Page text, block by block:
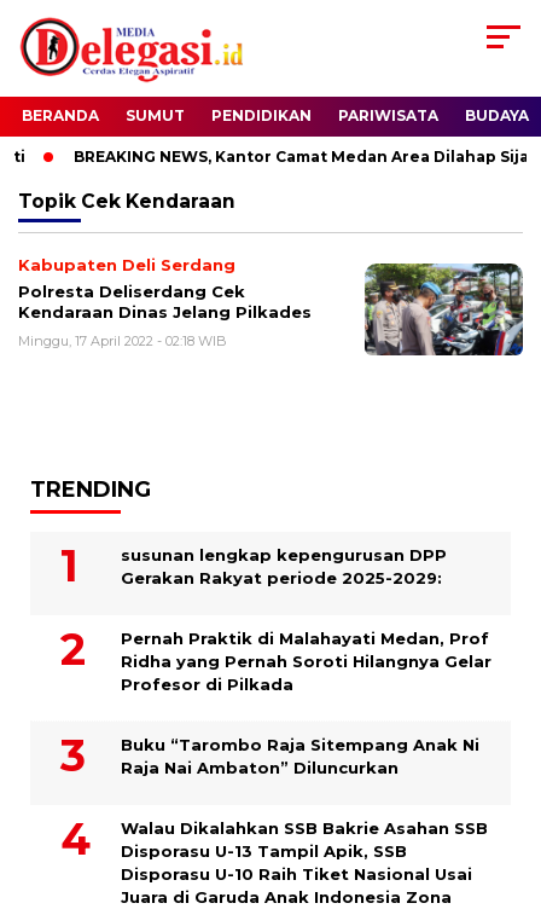
BERANDA SUMUT PENDIDIKAN PARIWISATA BUDAYA
BREAKING NEWS, Kantor Camat Medan Area Dilahap
Topik Cek Kendaraan
Kabupaten Deli Serdang
Polresta Deliserdang Cek
Kendaraan Dinas Jelang Pilkades
Minggu, 17 April 2022 - 02:18 WIB
TRENDING
susunan lengkap kepengurusan DPP
Gerakan Rakyat periode 2025-2029:
Pernah Praktik di Malahayati Medan, Prof
Ridha yang Pernah Soroti Hilangnya Gelar
Profesor di Pilkada
Buku “Tarombo Raja Sitempang Anak Ni
Raja Nai Ambaton” Diluncurkan
Walau Dikalahkan SSB Bakrie Asahan SSB
Disporasu U-13 Tampil Apik, SSB
Disporasu U-10 Raih Tiket Nasional Usai
Juara di Garuda Anak Indonesia Zona